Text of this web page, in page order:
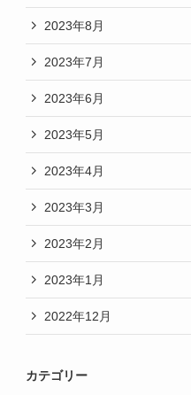
2023年8月
2023年7月
2023年6月
2023年5月
2023年4月
2023年3月
2023年2月
2023年1月
2022年12月
カテゴリー